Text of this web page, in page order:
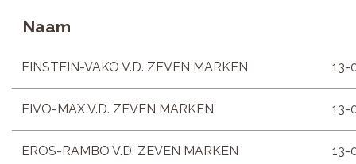
Naam
EINSTEIN-VAKO V.D. ZEVEN MARKEN 13-
EIVO-MAX V.D. ZEVEN MARKEN 13-
EROS-RAMBO V.D. ZEVEN MARKEN 13-